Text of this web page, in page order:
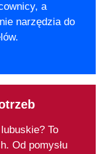
a
narzędzia do
To
Od pomysłu